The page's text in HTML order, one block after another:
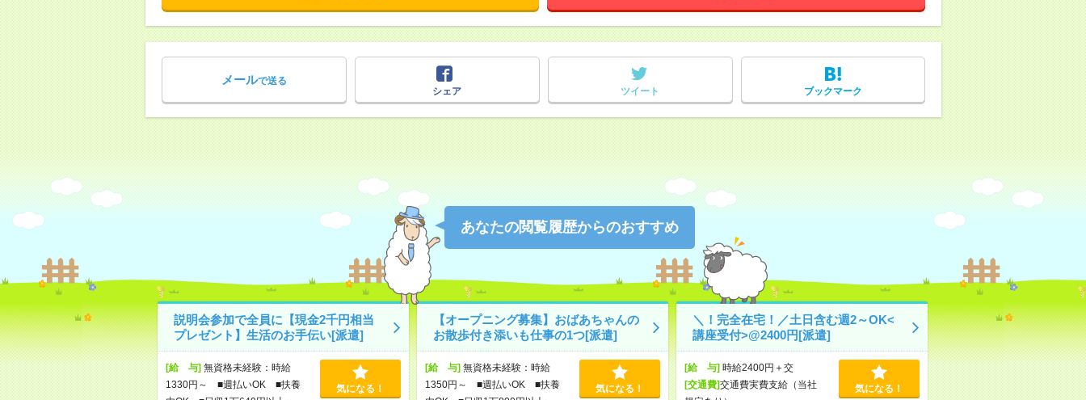
メールで送る
シェア
ツイート ブックマーク
あなたの閲覧履歴からのおすすめ
説明会参加で全員に【現金2千円相当
プレゼント】生活のお手伝い[派遣]
[給 与]無資格未経験：時給
1330円～ ■週払いOK ■扶養
気になる！
【オープニング募集】おばあちゃんの
お散歩付き添いも仕事の1つ[派遣]
[給 与]無資格未経験：時給
1350円～ ■週払いOK ■扶養
気になる！
＼！完全在宅！／土日含む週2～OK<
講座受付>@2400円[派遣]
[給 与]時給2400円＋交
[交通費]交通費実費支給（当社
気になる！